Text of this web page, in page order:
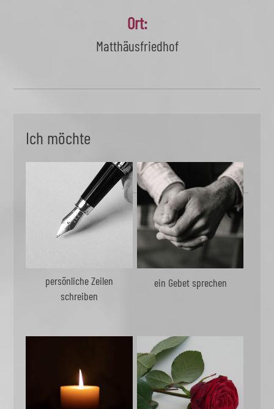
Ort:
Matthäusfriedhof
Ich möchte
persönliche Zeilen
schreiben
ein Gebet sprechen